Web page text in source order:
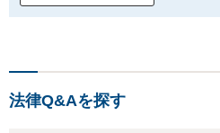
法律Q&Aを探す